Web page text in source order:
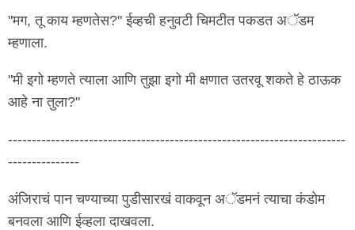
"मग, तू काय म्हणतेस?" ईव्हची हनुवटी चिमटीत पकडत अॅडम
म्हणाला.
"मी इगो म्हणते त्याला आणि तुझा इगो मी क्षणात उतरवू शकते हे ठाऊक
आहे ना तुला?"
-----------------------------------------------------------------------
---------------
अंजिराचं पान चण्याच्या पुडीसारखं वाकवून अॅडमनं त्याचा कंडोम
बनवला आणि ईव्हला दाखवला.